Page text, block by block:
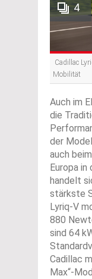
4
Cadillac
Mobilität
Auch im
die
der
auch
Europa
handelt
stärkste
Lyriq-V
880
sind 64
Cadillac
Max“-